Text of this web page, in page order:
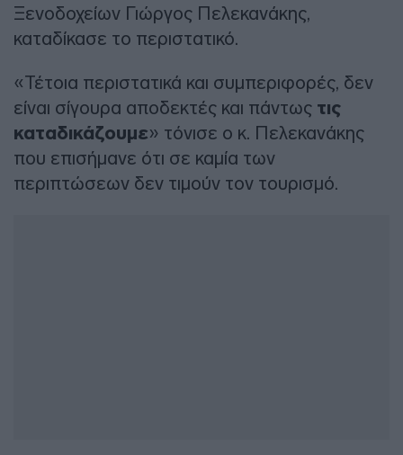
Ξενοδοχείων Γιώργος Πελεκανάκης,
καταδίκασε το περιστατικό.
«Τέτοια περιστατικά και συμπεριφορές, δεν
είναι σίγουρα αποδεκτές και πάντως τις
καταδικάζουμε» τόνισε ο κ. Πελεκανάκης
που επισήμανε ότι σε καμία των
περιπτώσεων δεν τιμούν τον τουρισμό.